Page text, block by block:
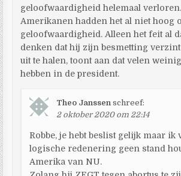
geloofwaardigheid helemaal
Amerikanen hadden het al niet hoog
geloofwaardigheid. Alleen het feit al
denken dat hij zijn besmetting
uit te halen, toont aan dat velen
hebben in de president.
Theo Janssen schreef:
2 oktober 2020 om 22:14
Robbe, je hebt beslist gelijk maar ik
logische redenering geen stand
Amerika van NU.